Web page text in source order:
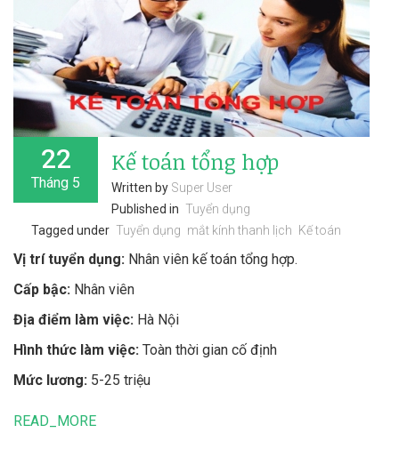
22
Tháng 5
Kế toán tổng hợp
Written by Super User
Published in Tuyển dụng
Tagged under Tuyển dụng mắt kính thanh lịch Kế toán
Vị trí tuyển dụng: Nhân viên kế toán tổng hợp.
Cấp bậc: Nhân viên
Địa điểm làm việc: Hà Nội
Hình thức làm việc: Toàn thời gian cố định
Mức lương: 5-25 triệu
READ_MORE